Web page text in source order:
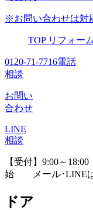
※お問い合わせは対
TOP リフォー
0120-71-7716電話
相談
お問い
合わせ
LINE
相談
【受付】9:00～
始 メール･LINEは
ドア